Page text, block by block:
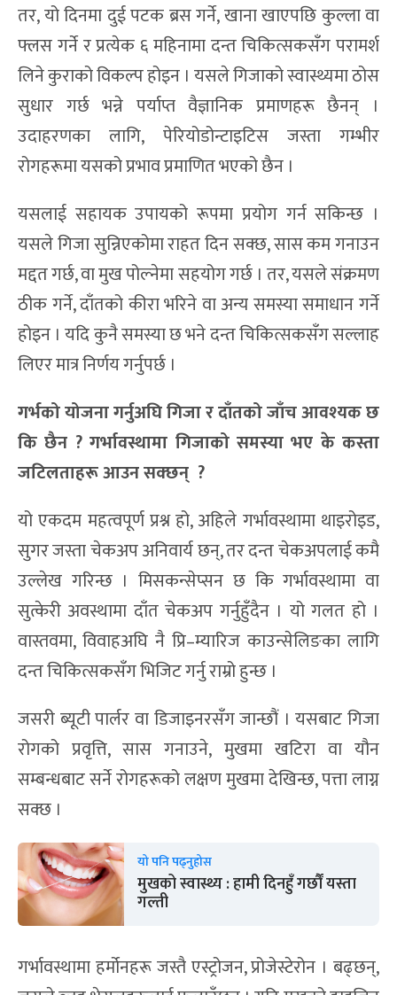
तर, यो दिनमा दुई पटक ब्रस गर्ने, खाना खाएपछि कुल्ला वा
फ्लस गर्ने र प्रत्येक ६ महिनामा दन्त चिकित्सकसँग परामर्श
लिने कुराको विकल्प होइन । यसले गिजाको स्वास्थ्यमा ठोस
सुधार गर्छ भन्ने पर्याप्त वैज्ञानिक प्रमाणहरू छैनन् ।
उदाहरणका लागि, पेरियोडोन्टाइटिस जस्ता गम्भीर
रोगहरूमा यसको प्रभाव प्रमाणित भएको छैन ।
यसलाई सहायक उपायको रूपमा प्रयोग गर्न सकिन्छ ।
यसले गिजा सुन्निएकोमा राहत दिन सक्छ, सास कम गनाउन
मद्दत गर्छ, वा मुख पोल्नेमा सहयोग गर्छ । तर, यसले संक्रमण
ठीक गर्ने, दाँतको कीरा भरिने वा अन्य समस्या समाधान गर्ने
होइन । यदि कुनै समस्या छ भने दन्त चिकित्सकसँग सल्लाह
लिएर मात्र निर्णय गर्नुपर्छ ।
गर्भको योजना गर्नुअघि गिजा र दाँतको जाँच आवश्यक छ
कि छैन ? गर्भावस्थामा गिजाको समस्या भए के कस्ता
जटिलताहरू आउन सक्छन् ?
यो एकदम महत्वपूर्ण प्रश्न हो, अहिले गर्भावस्थामा थाइरोइड,
सुगर जस्ता चेकअप अनिवार्य छन्, तर दन्त चेकअपलाई कमै
उल्लेख गरिन्छ । मिसकन्सेप्सन छ कि गर्भावस्थामा वा
सुत्केरी अवस्थामा दाँत चेकअप गर्नुहुँदैन । यो गलत हो ।
वास्तवमा, विवाहअघि नै प्रि–म्यारिज काउन्सेलिङका लागि
दन्त चिकित्सकसँग भिजिट गर्नु राम्रो हुन्छ ।
जसरी ब्यूटी पार्लर वा डिजाइनरसँग जान्छौं । यसबाट गिजा
रोगको प्रवृत्ति, सास गनाउने, मुखमा खटिरा वा यौन
सम्बन्धबाट सर्ने रोगहरूको लक्षण मुखमा देखिन्छ, पत्ता लाग्न
सक्छ ।
यो पनि पढ्नुहोस
मुखको स्वास्थ्य : हामी दिनहुँ गर्छौं यस्ता
गल्ती
गर्भावस्थामा हर्मोनहरू जस्तै एस्ट्रोजन, प्रोजेस्टेरोन । बढ्छन्,